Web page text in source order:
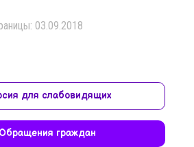
03.09.2018
для слабовидящих
Обращения граждан